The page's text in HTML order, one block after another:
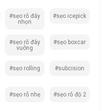
#sẹo rỗ đáy
nhọn
#sẹo icepick
#sẹo rỗ đáy
vuông
#sẹo boxcar
#sẹo rolling #subcision
#sẹo rỗ nhẹ #sẹo rỗ độ 2